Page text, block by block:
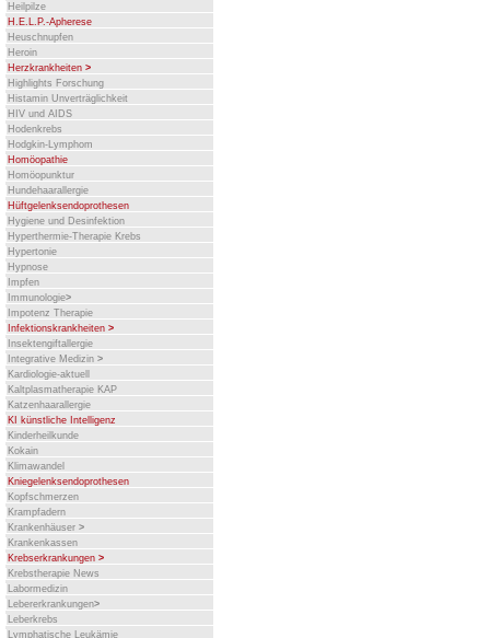
Heilpilze
H.E.L.P.-Apherese
Heuschnupfen
Heroin
Herzkrankheiten >
Highlights Forschung
Histamin Unverträglichkeit
HIV und AIDS
Hodenkrebs
Hodgkin-Lymphom
Homöopathie
Homöopunktur
Hundehaarallergie
Hüftgelenksendoprothesen
Hygiene und Desinfektion
Hyperthermie-Therapie Krebs
Hypertonie
Hypnose
Impfen
Immunologie>
Impotenz Therapie
Infektionskrankheiten >
Insektengiftallergie
Integrative Medizin >
Kardiologie-aktuell
Kaltplasmatherapie KAP
Katzenhaarallergie
KI künstliche Intelligenz
Kinderheilkunde
Kokain
Klimawandel
Kniegelenksendoprothesen
Kopfschmerzen
Krampfadern
Krankenhäuser >
Krankenkassen
Krebserkrankungen >
Krebstherapie News
Labormedizin
Lebererkrankungen>
Leberkrebs
Lymphatische Leukämie